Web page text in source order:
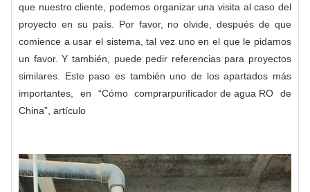
que nuestro cliente, podemos organizar una visita al caso del
proyecto en su país. Por favor, no olvide, después de que
comience a usar el sistema, tal vez uno en el que le pidamos
un favor. Y también, puede pedir referencias para proyectos
similares. Este paso es también uno de los apartados más
importantes, en “Cómo comprarpurificador de agua RO de
China”, artículo